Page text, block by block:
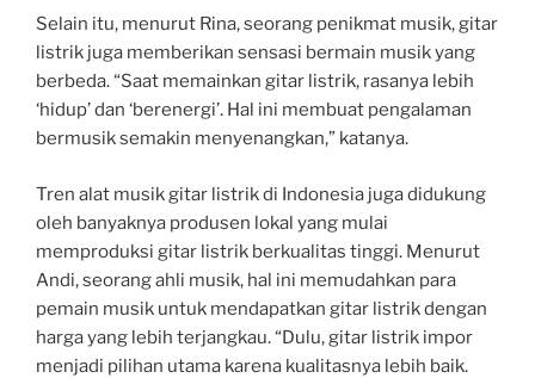
Selain itu, menurut Rina, seorang penikmat musik, gitar
listrik juga memberikan sensasi bermain musik yang
berbeda. “Saat memainkan gitar listrik, rasanya lebih
‘hidup’ dan ‘berenergi’. Hal ini membuat pengalaman
bermusik semakin menyenangkan,” katanya.
Tren alat musik gitar listrik di Indonesia juga didukung
oleh banyaknya produsen lokal yang mulai
memproduksi gitar listrik berkualitas tinggi. Menurut
Andi, seorang ahli musik, hal ini memudahkan para
pemain musik untuk mendapatkan gitar listrik dengan
harga yang lebih terjangkau. “Dulu, gitar listrik impor
menjadi pilihan utama karena kualitasnya lebih baik.